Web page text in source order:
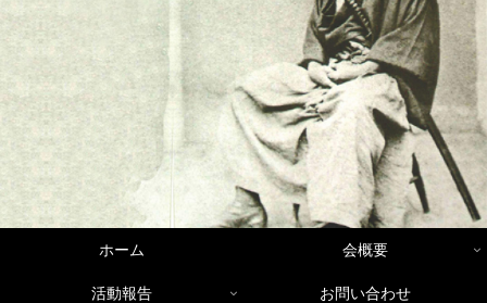
ホーム 会概要
活動報告 お問い合わせ